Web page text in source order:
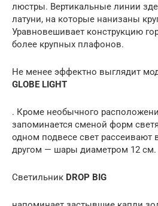
люстры. Вертикальные линии
латуни, на которые нанизаны
Уравновешивает конструкцию
более крупных плафонов.
Не менее эффектно выглядит
GLOBE LIGHT
. Кроме необычного
запоминается сменой форм
одном подвесе свет рассеивают
другом — шары диаметром 12 см.
Светильник DROP BIG